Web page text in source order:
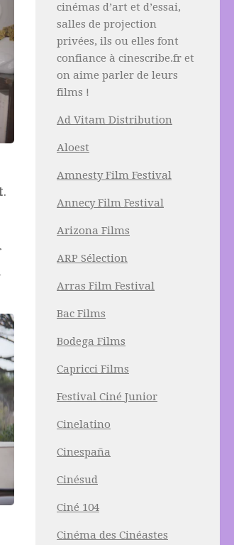
.
cinémas d’art et d’essai,
salles de projection
privées, ils ou elles font
confiance à cinescribe.fr et
on aime parler de leurs
films !
Ad Vitam Distribution
Aloest
Amnesty Film Festival
Annecy Film Festival
Arizona Films
ARP Sélection
Arras Film Festival
Bac Films
Bodega Films
Capricci Films
Festival Ciné Junior
Cinelatino
Cinespaña
Cinésud
Ciné 104
Cinéma des Cinéastes